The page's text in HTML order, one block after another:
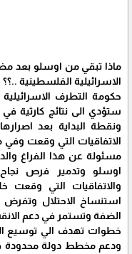
ماذا تبقي من اوسلو بعد
الاسرائيلية الفلسطينية ..؟؟
حكومة التطرف
ستؤدي الى نتائج كارثية
ونقطة البداية بعد
الاتفاقيات التي وقعت وفي
مسئولة عن هذا الفراغ
اوسلو وتدمير فرص نجاح
والاتفاقيات التي وقعت
استنساخ الاحتلال وتفرض
الضفة وتستمر في دعم
خطوات تهدف الي توسيع
ودعم مخطط دولة محدودة